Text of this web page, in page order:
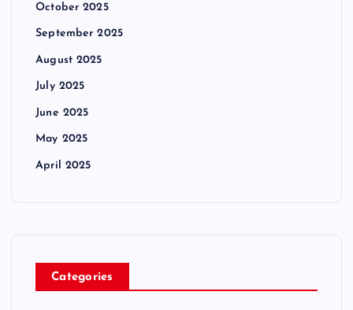
October 2025
September 2025
August 2025
July 2025
June 2025
May 2025
April 2025
Categories